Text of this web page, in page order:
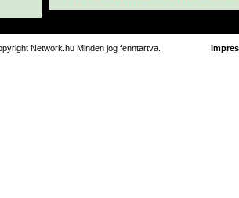
Network.hu Minden jog fenntartva.